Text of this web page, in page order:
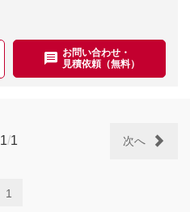
お問い合わせ・
見積依頼（無料）
1/1 次へ
1